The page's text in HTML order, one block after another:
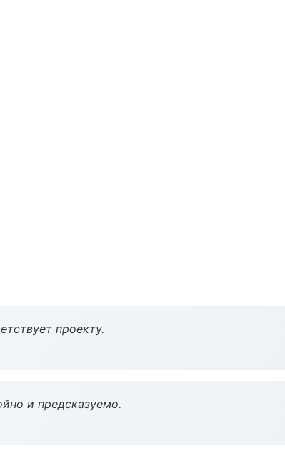
проекту.
и предсказуемо.